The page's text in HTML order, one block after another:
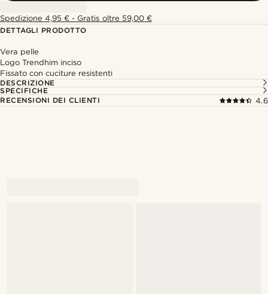
Spedizione 4,95 € - Gratis oltre 59,00 €
DETTAGLI PRODOTTO
Vera pelle
Logo Trendhim inciso
Fissato con cuciture resistenti
DESCRIZIONE
SPECIFICHE
RECENSIONI DEI CLIENTI
4.6